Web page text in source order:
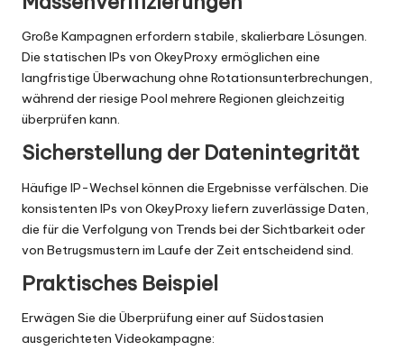
Große Kampagnen erfordern stabile, skalierbare Lösungen.
Die statischen IPs von OkeyProxy ermöglichen eine
langfristige Überwachung ohne Rotationsunterbrechungen,
während der riesige Pool mehrere Regionen gleichzeitig
überprüfen kann.
Sicherstellung der Datenintegrität
Häufige IP-Wechsel können die Ergebnisse verfälschen. Die
konsistenten IPs von OkeyProxy liefern zuverlässige Daten,
die für die Verfolgung von Trends bei der Sichtbarkeit oder
von Betrugsmustern im Laufe der Zeit entscheidend sind.
Praktisches Beispiel
Erwägen Sie die Überprüfung einer auf Südostasien
ausgerichteten Videokampagne: